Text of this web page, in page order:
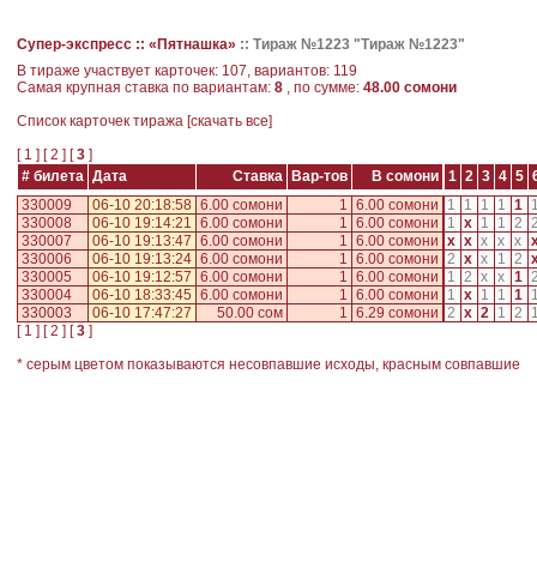
Супер-экспресс :: «Пятнашка» :: Тираж №1223 "Тираж №1223"
В тираже участвует карточек: 107, вариантов: 119
Самая крупная ставка по вариантам: 8 , по сумме: 48.00 сомони
Cписок карточек тиража [скачать все]
[1 ] [2 ] [3 ]
# билета Дата Ставка Вар-тов В сомони 1 2 3 4 5
330009
06-10 20:18:58 6.00 сомони 1 6.00 сомони 1 1 1 1 1
330008
06-10 19:14:21 6.00 сомони 1 6.00 сомони 1 x 1 1 2
330007
06-10 19:13:47 6.00 сомони 1 6.00 сомони x x x x x
330006
06-10 19:13:24 6.00 сомони 1 6.00 сомони 2 x x 1 2
330005
06-10 19:12:57 6.00 сомони 1 6.00 сомони 1 2 x x 1
330004
06-10 18:33:45 6.00 сомони 1 6.00 сомони 1 x 1 1 1
330003
06-10 17:47:27 50.00 сом 1 6.29 сомони 2 x 2 1 2
[1 ] [2 ] [3 ]
* серым цветом показываются несовпавшие исходы, красным совпавшие